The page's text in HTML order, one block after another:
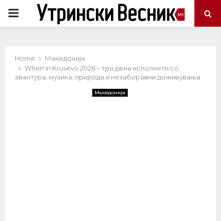
PRIMARY
Home
Македонија
When in Krusevo 2026 – три дена исполнети со
авантура, музика, природа и незаборавни доживувања
Македонија